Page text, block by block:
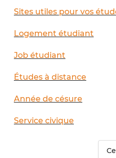
Sites utiles pour vos
Logement étudiant
Job étudiant
Études à distance
Année de césure
Service civique